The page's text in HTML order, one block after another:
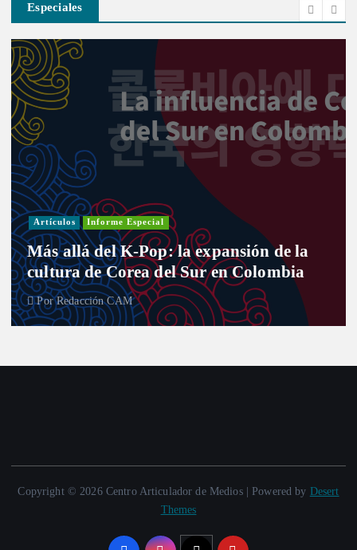
Especiales
Artículos Informe Especial
Más allá del K-Pop: la expansión de la
cultura de Corea del Sur en Colombia
PorRedacción CAM
Copyright © 2026 Centro Articulador de Medios | Powered by Desert
Themes